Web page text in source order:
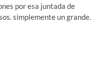
por esa juntada de
simplemente un grande.